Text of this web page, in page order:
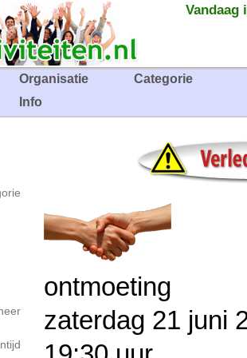
Vandaag
Organisatie
Categorie
Info
ontmoeting
zaterdag 21